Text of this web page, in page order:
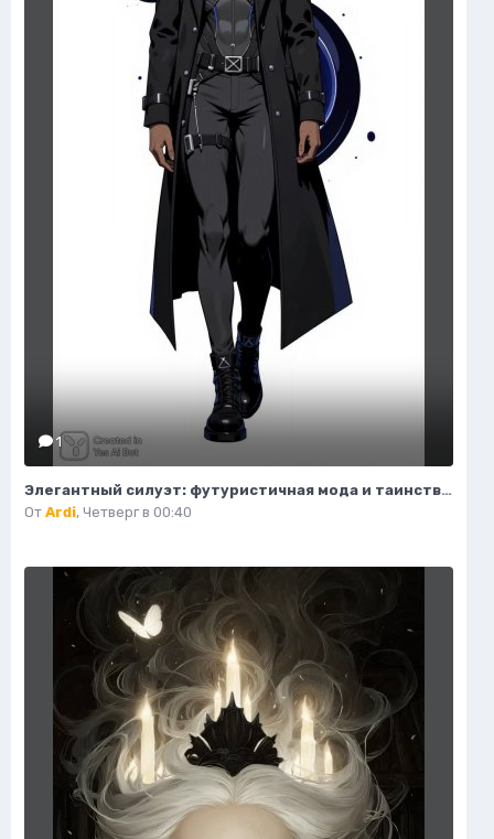
1
Элегантный силуэт: футуристичная мода и таинственный воитель пустоты. Генерация из нейронной сети Flux Ai
От Ardi, Четверг в 00:40